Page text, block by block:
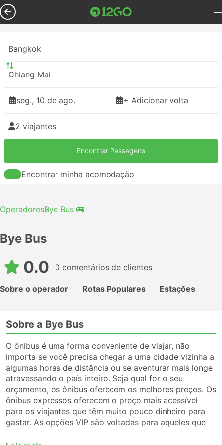
Bangkok
Chiang Mai
seg., 10 de ago. + Adicionar volta
2 viajantes
Encontrar Passagens
Encontrar minha acomodação
OperadoresBye Bus 🚌
Bye Bus
0.0 0 comentários de clientes
Sobre o operador Rotas Populares Estações
Sobre a Bye Bus
O ônibus é uma forma conveniente de viajar, não
importa se você precisa chegar a uma cidade vizinha a
algumas horas de distância ou se aventurar mais longe
atravessando o país inteiro. Seja qual for o seu
orçamento, os ônibus oferecem os melhores preços. Os
ônibus expressos oferecem o preço mais acessível
para os viajantes que têm muito pouco dinheiro para
gastar. As opções VIP são voltadas para aqueles que